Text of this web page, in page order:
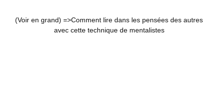
(Voir en grand) =>Comment lire dans les pensées des autres
avec cette technique de mentalistes